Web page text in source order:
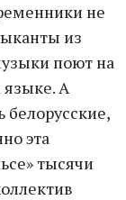
не
из
поют на
А
эта
тысячи